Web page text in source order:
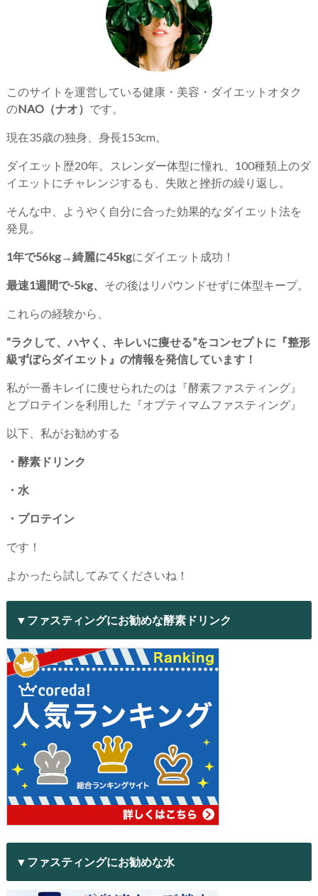
このサイトを運営している健康・美容・ダイエットオタク
のNAO（ナオ） です。
現在35歳の独身、身長153cm。
ダイエット歴20年。スレンダー体型に憧れ、100種類上のダ
イエットにチャレンジするも、失敗と挫折の繰り返し。
そんな中、ようやく自分に合った効果的なダイエット法を
発見。
1年で56kg→綺麗に45kgにダイエット成功！
最速1週間で-5kg、 その後はリバウンドせずに体型キープ。
これらの経験から、
“ラクして、ハヤく、キレいに痩せる”をコンセプトに『整形
級ずぼらダイエット』の情報を発信しています！
私が一番キレイに痩せられたのは『酵素ファスティング』
とプロテインを利用した『オプティマムファスティング』
以下、私がお勧めする
・酵素ドリンク
・水
・プロテイン
です！
よかったら試してみてくださいね！
▼ファスティングにお勧めな酵素ドリンク
▼ファスティングにお勧めな水